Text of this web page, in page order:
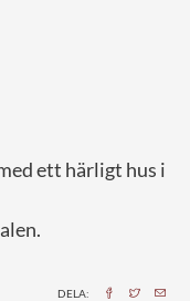
ett härligt hus i
DELA: